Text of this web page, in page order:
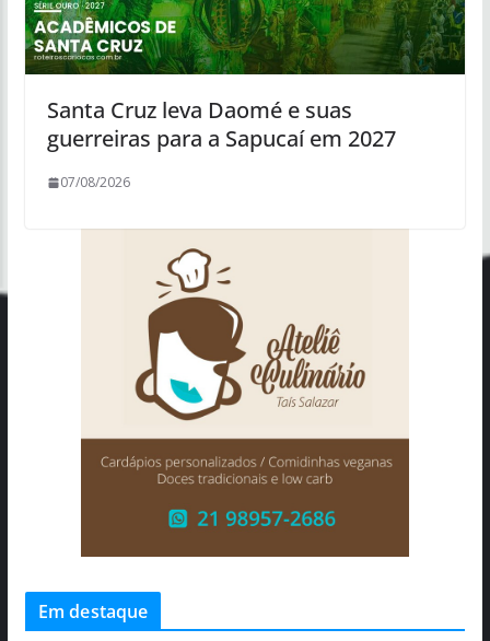
Santa Cruz leva Daomé e suas
guerreiras para a Sapucaí em 2027
07/08/2026
Em destaque